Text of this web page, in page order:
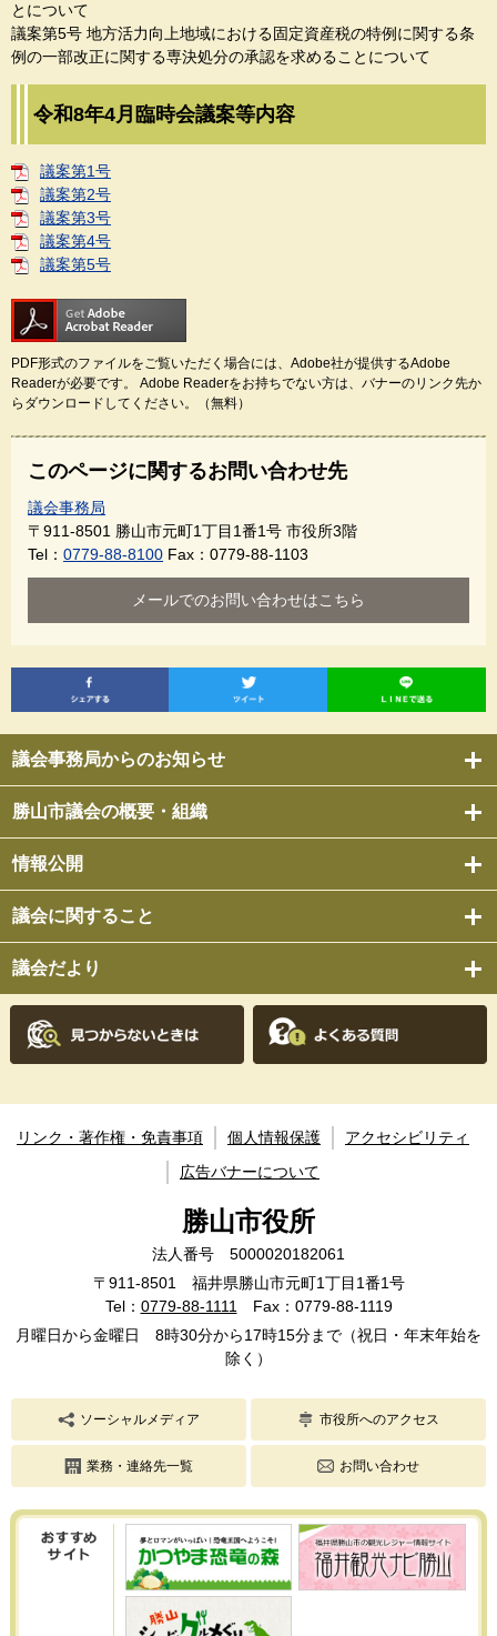
議会事務局からのお知らせ
勝山市議会の概要・組織
情報公開
議会に関すること
議会だより
とについて
議案第5号 地方活力向上地域における固定資産税の特例に関する条
例の一部改正に関する専決処分の承認を求めることについて
令和8年4月臨時会議案等内容
議案第1号
議案第2号
議案第3号
議案第4号
議案第5号
PDF形式のファイルをご覧いただく場合には、Adobe社が提供するAdobe
Readerが必要です。
Adobe Readerをお持ちでない方は、バナーのリンク先か
らダウンロードしてください。（無料）
このページに関するお問い合わせ先
議会事務局
〒911-8501 勝山市元町1丁目1番1号 市役所3階
Tel： 0779-88-8100 Fax：0779-88-1103
メールでのお問い合わせはこちら
リンク・著作権・免責事項 個人情報保護
アクセシビリティ
広告バナーについて
勝山市役所
法人番号 5000020182061
〒911-8501 福井県勝山市元町1丁目1番1号
Tel： 0779-88-1111
Fax：0779-88-1119
月曜日から金曜日 8時30分から17時15分まで（祝日・年末年始を
除く）
ソーシャルメディア 市役所へのアクセス
業務・連絡先一覧 お問い合わせ